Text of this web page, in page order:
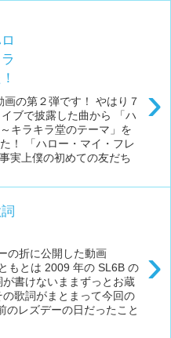
›
の第２弾です！ やはり７
ブで披露した曲から 「ハ
キラキラ堂のテーマ」を
！ 「ハロー・マイ・フレ
実上僕の初めての友だち
›
の折に公開した動画
もとは 2009 年の SL6B の
書けないままずっとお蔵
歌詞がまとまって今回の
のレズデーの日だったこと